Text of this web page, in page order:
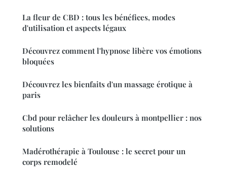
La fleur de CBD : tous les bénéfices, modes
d'utilisation et aspects légaux
Découvrez comment l'hypnose libère vos émotions
bloquées
Découvrez les bienfaits d'un massage érotique à
paris
Cbd pour relâcher les douleurs à montpellier : nos
solutions
Madérothérapie à Toulouse : le secret pour un
corps remodelé